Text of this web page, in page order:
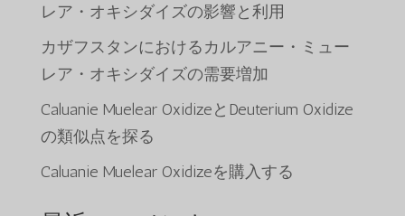
レア・オキシダイズの影響と利用
カザフスタンにおけるカルアニー・ミュー
レア・オキシダイズの需要増加
Caluanie Muelear OxidizeとDeuterium Oxidize
の類似点を探る
Caluanie Muelear Oxidizeを購入する